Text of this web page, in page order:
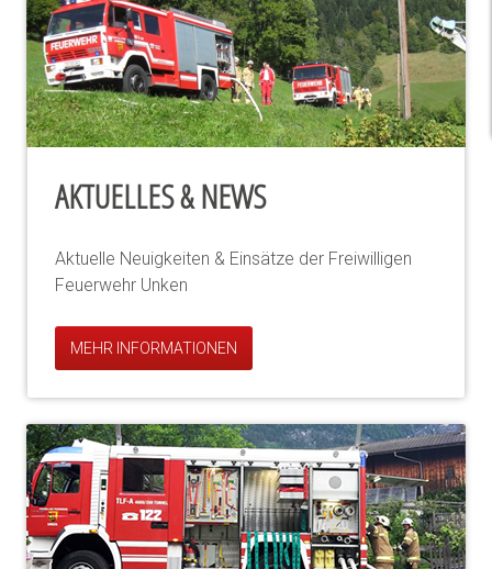
AKTUELLES & NEWS
Aktuelle Neuigkeiten & Einsätze der Freiwilligen
Feuerwehr Unken
MEHR INFORMATIONEN